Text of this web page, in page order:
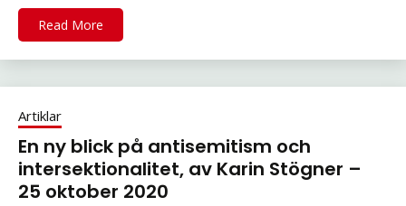
Read More
Artiklar
En ny blick på antisemitism och
intersektionalitet, av Karin Stögner –
25 oktober 2020